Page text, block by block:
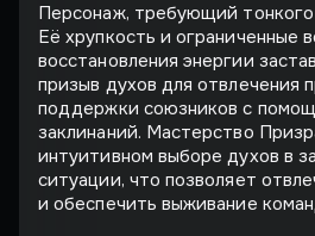
Персонаж, требующий тонкого
Её хрупкость и ограниченные
восстановления энергии
призыв духов для отвлечения
поддержки союзников с
заклинаний. Мастерство
интуитивном выборе духов в
ситуации, что позволяет
и обеспечить выживание